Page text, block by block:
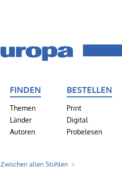
FINDEN
Themen
Länder
Autoren
BESTELLEN
Print
Digital
Probelesen
Zwischen allen Stühlen